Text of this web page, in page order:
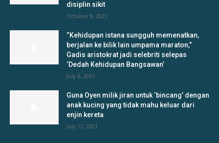
disiplin sikit
October 8, 2021
“Kehidupan istana sungguh memenatkan,
berjalan ke bilik lain umpama maraton,”
Gadis aristokrat jadi selebriti selepas
‘Dedah Kehidupan Bangsawan’
July 6, 2021
Guna Oyen milik jiran untuk ‘bincang’ dengan
anak kucing yang tidak mahu keluar dari
enjin kereta
July 11, 2021